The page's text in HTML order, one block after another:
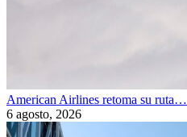
American Airlines retoma su ruta…
6 agosto, 2026